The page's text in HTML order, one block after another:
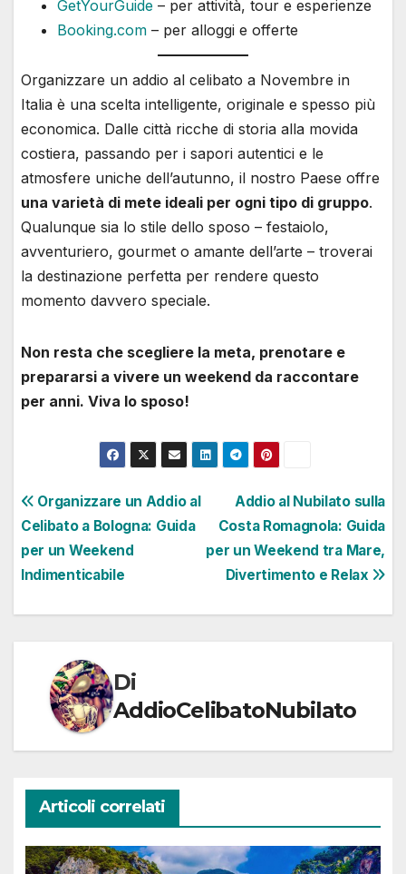
GetYourGuide – per attività, tour e esperienze
Booking.com – per alloggi e offerte
Organizzare un addio al celibato a Novembre in
Italia è una scelta intelligente, originale e spesso più
economica. Dalle città ricche di storia alla movida
costiera, passando per i sapori autentici e le
atmosfere uniche dell’autunno, il nostro Paese offre
una varietà di mete ideali per ogni tipo di gruppo.
Qualunque sia lo stile dello sposo – festaiolo,
avventuriero, gourmet o amante dell’arte – troverai
la destinazione perfetta per rendere questo
momento davvero speciale.
Non resta che scegliere la meta, prenotare e
prepararsi a vivere un weekend da raccontare
per anni. Viva lo sposo!
Navigazione
articoli
Addio al Nubilato sulla
Costa Romagnola: Guida
per un Weekend tra Mare,
Divertimento e Relax
Organizzare un Addio al
Celibato a Bologna: Guida
per un Weekend
Indimenticabile
Di
AddioCelibatoNubilato
Articoli correlati